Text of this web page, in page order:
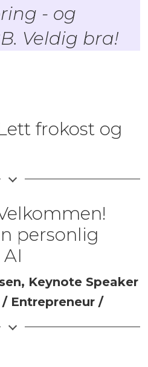
- og
Veldig bra!
frokost og
personlig
Keynote Speaker
Entrepreneur /